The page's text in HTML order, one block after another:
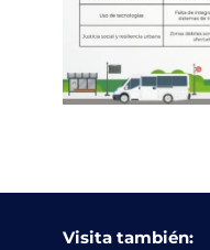
Visita también: